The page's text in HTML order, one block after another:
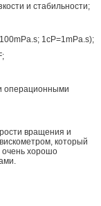
и стабильности;
1cP=1mPa.s);
операционными
вращения и
который
хорошо